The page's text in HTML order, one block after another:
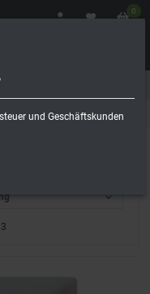
0
und Geschäftskunden